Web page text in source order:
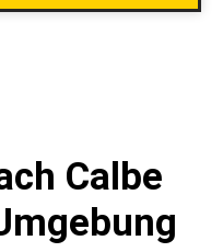
Calbe